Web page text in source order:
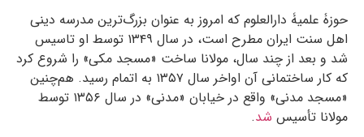
حوزۀ علمیۀ دارالعلوم که امروز به عنوان بزرگ‌ترین مدرسه دینی
اهل سنت ایران مطرح است، در سال ۱۳۴۹ توسط او تاسیس
شد و بعد از چند سال، مولانا ساخت «مسجد مکی» را شروع کرد
که کار ساختمانی آن اواخر سال ۱۳۵۷ به اتمام رسید. هم‌چنین
«مسجد مدنی» واقع در خیابان «مدنی» در سال ۱۳۵۶ توسط
مولانا تأسیس شد.